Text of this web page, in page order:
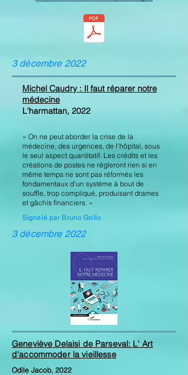
3 décembre 2022
Michel Caudry : Il faut réparer notre
médecine
L'harmattan, 2022
« On ne peut aborder la crise de la
médecine, des urgences, de l'hôpital, sous
le seul aspect quantitatif. Les crédits et les
créations de postes ne régleront rien si en
même temps ne sont pas réformés les
fondamentaux d'un système à bout de
souffle, trop compliqué, produisant drames
et gâchis financiers. »
Signalé par Bruno Grillo
3 décembre 2022
Geneviève Delaisi de Parseval: L' Art
d'accommoder la vieillesse
Odile Jacob, 2022